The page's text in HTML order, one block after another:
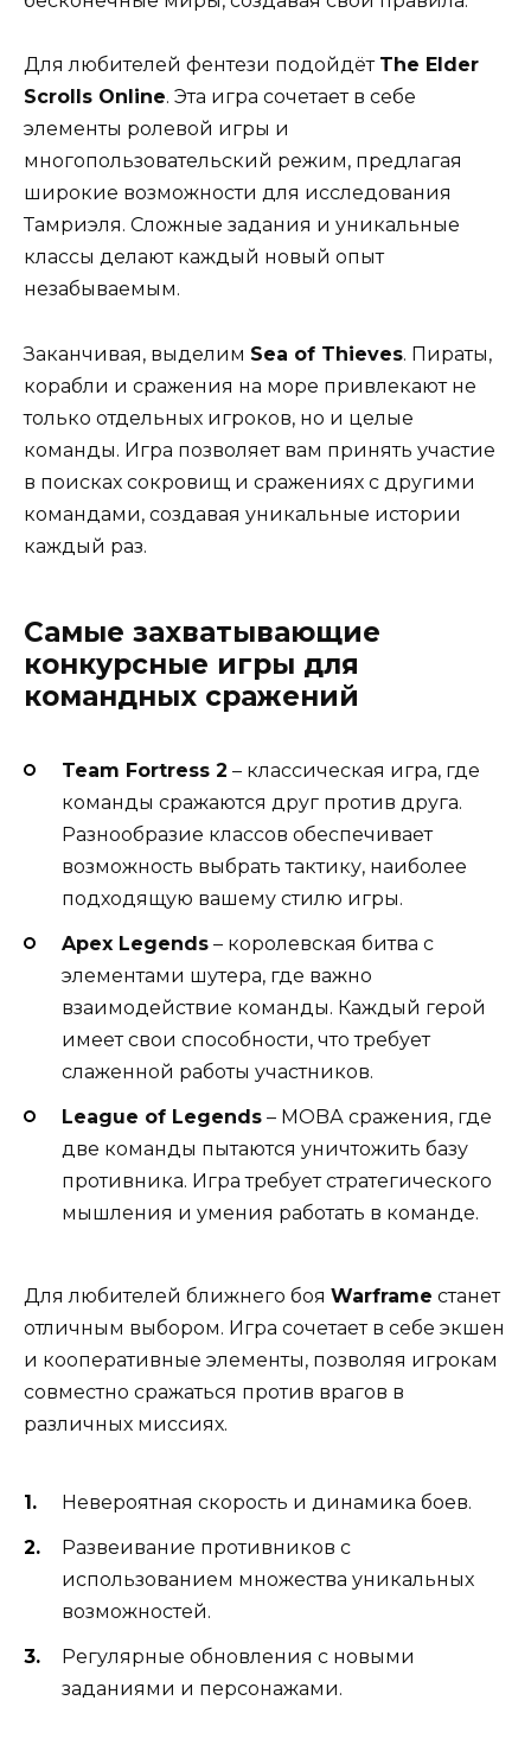
Для любителей фентези подойдёт The Elder
Scrolls Online. Эта игра сочетает в себе
элементы ролевой игры и
многопользовательский режим, предлагая
широкие возможности для исследования
Тамриэля. Сложные задания и уникальные
классы делают каждый новый опыт
незабываемым.
Заканчивая, выделим Sea of Thieves. Пираты,
корабли и сражения на море привлекают не
только отдельных игроков, но и целые
команды. Игра позволяет вам принять участие
в поисках сокровищ и сражениях с другими
командами, создавая уникальные истории
каждый раз.
Самые захватывающие
конкурсные игры для
командных сражений
Team Fortress 2 – классическая игра, где
команды сражаются друг против друга.
Разнообразие классов обеспечивает
возможность выбрать тактику, наиболее
подходящую вашему стилю игры.
Apex Legends – королевская битва с
элементами шутера, где важно
взаимодействие команды. Каждый герой
имеет свои способности, что требует
слаженной работы участников.
League of Legends – MOBА сражения, где
две команды пытаются уничтожить базу
противника. Игра требует стратегического
мышления и умения работать в команде.
Для любителей ближнего боя Warframe станет
отличным выбором. Игра сочетает в себе экшен
и кооперативные элементы, позволяя игрокам
совместно сражаться против врагов в
различных миссиях.
Невероятная скорость и динамика боев.
Развеивание противников с
использованием множества уникальных
возможностей.
Регулярные обновления с новыми
заданиями и персонажами.